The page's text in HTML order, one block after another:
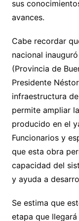
sus
avances.
Cabe recordar
nacional
(Provincia de
Presidente
infraestructura
permite ampliar
producido en el
Funcionarios y
que esta obra
capacidad del
y ayuda a
Se estima que
etapa que